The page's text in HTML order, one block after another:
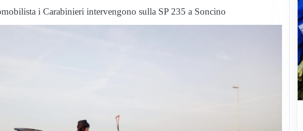
i Carabinieri intervengono sulla SP 235 a Soncino